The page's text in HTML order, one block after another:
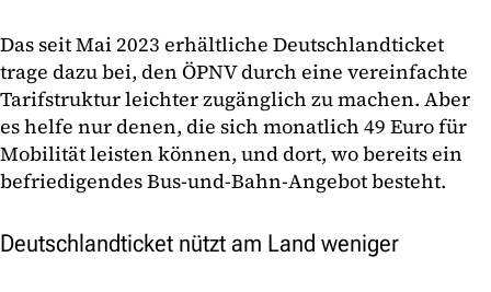
Das seit Mai 2023 erhältliche Deutschlandticket
trage dazu bei, den ÖPNV durch eine vereinfachte
Tarifstruktur leichter zugänglich zu machen. Aber
es helfe nur denen, die sich monatlich 49 Euro für
Mobilität leisten können, und dort, wo bereits ein
befriedigendes Bus-und-Bahn-Angebot besteht.
Deutschlandticket nützt am Land weniger